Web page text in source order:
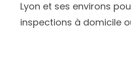
Lyon et ses environs
inspections à domicile